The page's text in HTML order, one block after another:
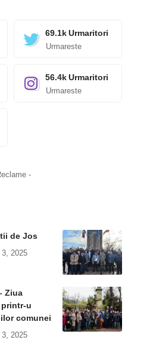
69.1k Urmaritori
Urmareste
56.4k Urmaritori
Urmareste
-
de Jos
2025
Ziua
printr-u
comunei
2025